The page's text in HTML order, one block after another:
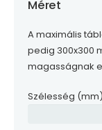
Méret
A maximális
pedig 300x300
magasságnak
Szélesség